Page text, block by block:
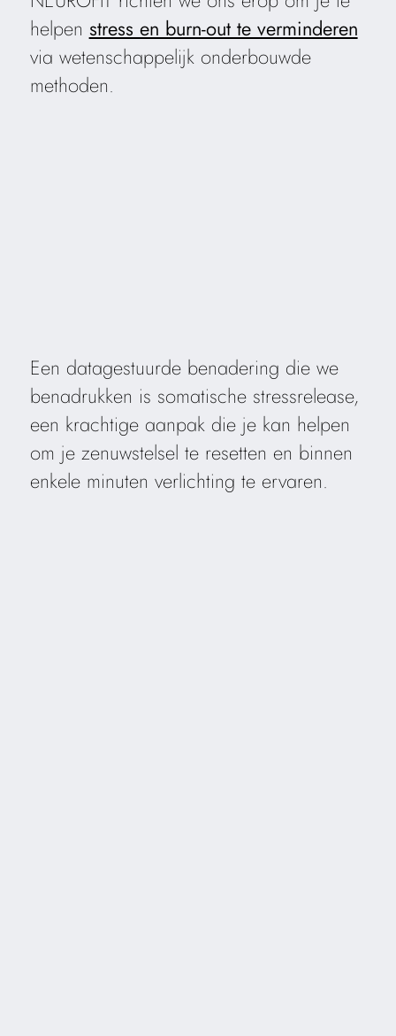
helpen stress en burn-out te verminderen
via wetenschappelijk onderbouwde
methoden.
Een datagestuurde benadering die we
benadrukken is somatische stressrelease,
een krachtige aanpak die je kan helpen
om je zenuwstelsel te resetten en binnen
enkele minuten verlichting te ervaren.